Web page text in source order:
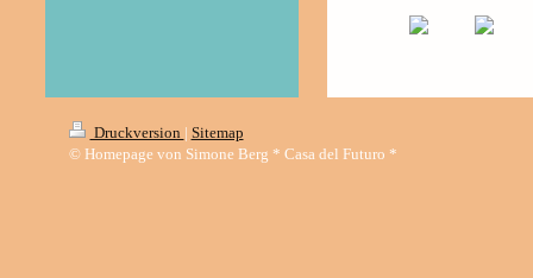
Druckversion | Sitemap
© Homepage von Simone Berg * Casa del Futuro *